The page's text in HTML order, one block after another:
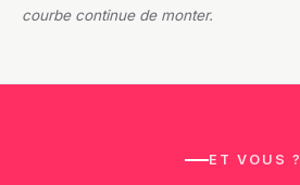
courbe continue de monter.
ET VOUS ?